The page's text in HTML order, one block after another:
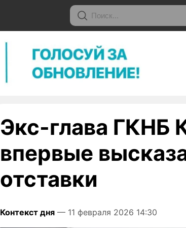
Экс-глава ГКНБ
впервые
отставки
Контекст дня — 11 февраля 2026 14:30